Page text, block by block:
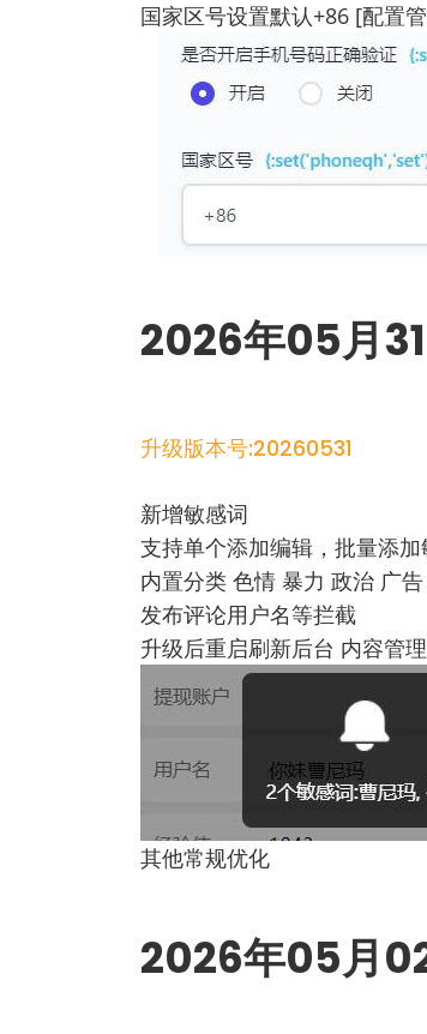
国家区号设置默认+86 [配置
2026年05月
升级版本号:20260531
新增敏感词
支持单个添加编辑，批量添
内置分类 色情 暴力 政治 广
发布评论用户名等拦截
升级后重启刷新后台 内容管
其他常规优化
2026年05月